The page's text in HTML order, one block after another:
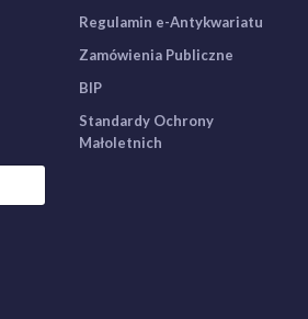
Regulamin e-Antykwariatu
Zamówienia Publiczne
BIP
Standardy Ochrony
Małoletnich